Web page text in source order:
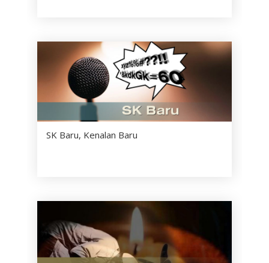
SK Baru, Kenalan Baru